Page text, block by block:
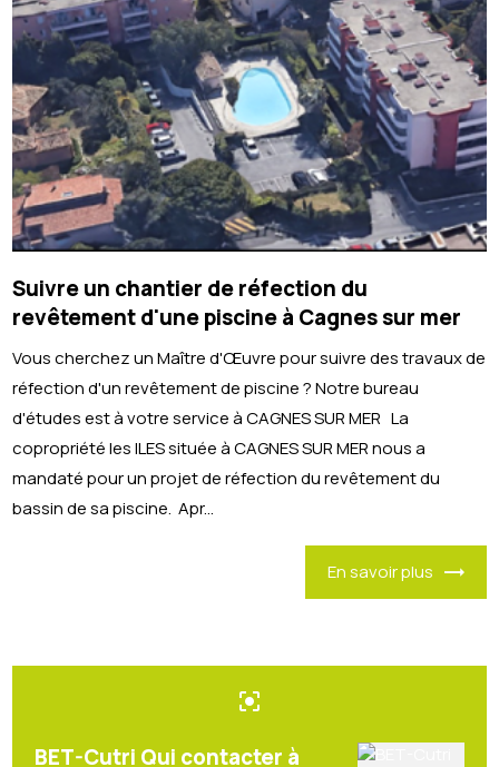
Suivre un chantier de réfection du
revêtement d'une piscine à Cagnes sur mer
Vous cherchez un Maître d'Œuvre pour suivre des travaux de
réfection d'un revêtement de piscine ? Notre bureau
d'études est à votre service à CAGNES SUR MER La
copropriété les ILES située à CAGNES SUR MER nous a
mandaté pour un projet de réfection du revêtement du
bassin de sa piscine. Apr...
En savoir plus
center_focus_strong
BET-Cutri Qui contacter à